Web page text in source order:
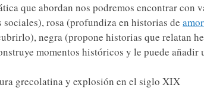
que abordan nos podremos encontrar con
rosa (profundiza en historias de amor
negra (propone historias que relatan
momentos históricos y le puede añadir
grecolatina y explosión en el siglo XIX